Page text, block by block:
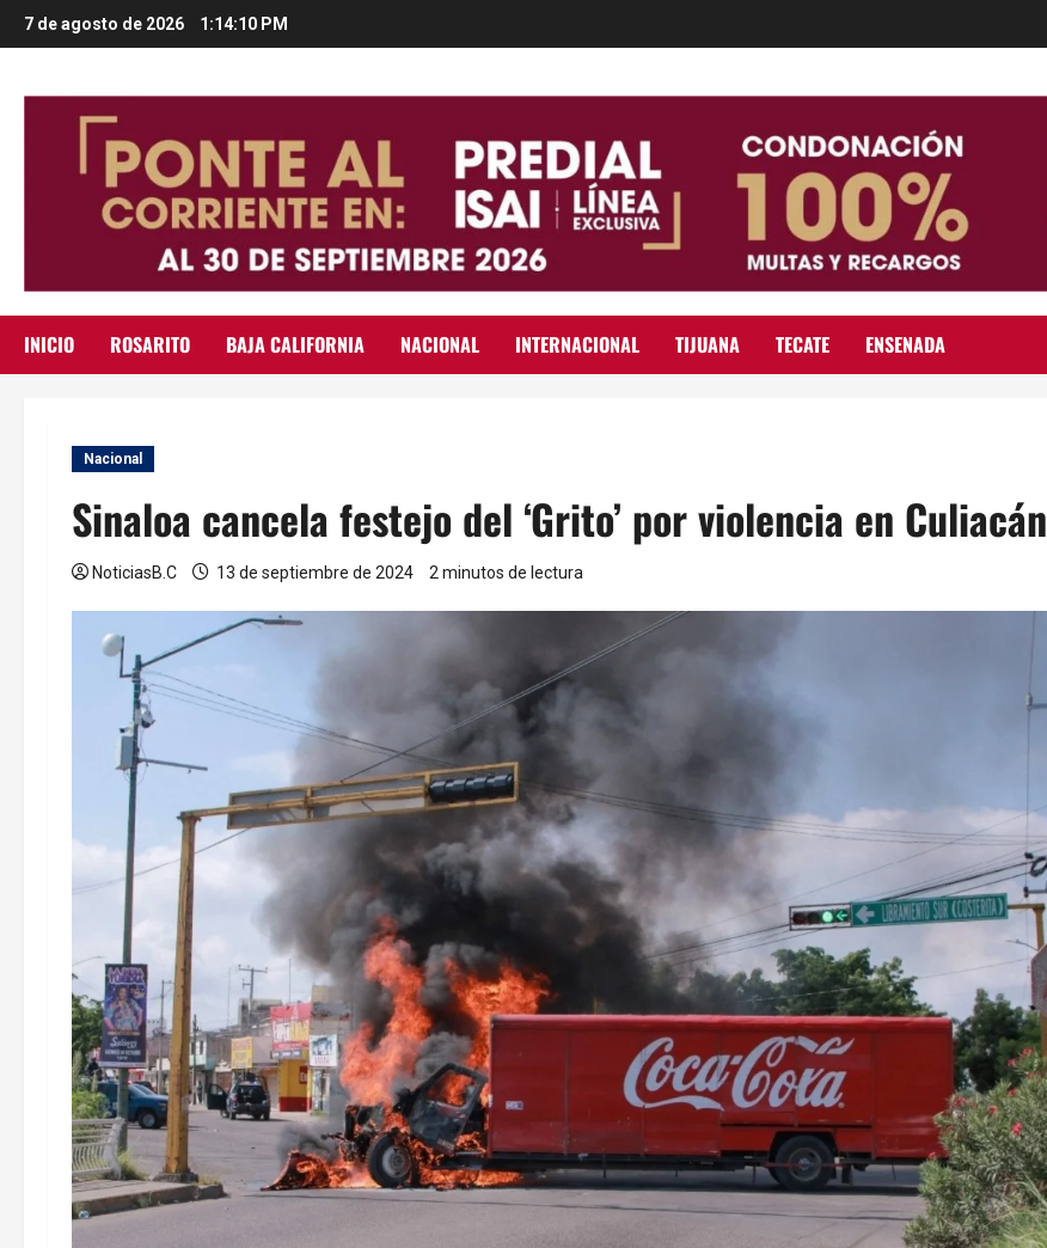
Saltar
al
7 de agosto de 2026 1:14:11 PM
INICIO ROSARITO BAJA CALIFORNIA NACIONAL INTERNACIONAL TIJUANA TECATE ENSENADA
Nacional
Sinaloa cancela festejo del ‘Grito’ por violencia en Culiacán
NoticiasB.C 13 de septiembre de 2024 2 minutos de lectura